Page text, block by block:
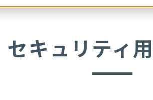
セキュリティ